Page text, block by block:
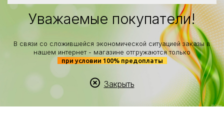
Уважаемые покупатели!
В связи со сложившейся экономической ситуацией заказы в
нашем интернет - магазине отгружаются только
при условии 100% предоплаты
Закрыть